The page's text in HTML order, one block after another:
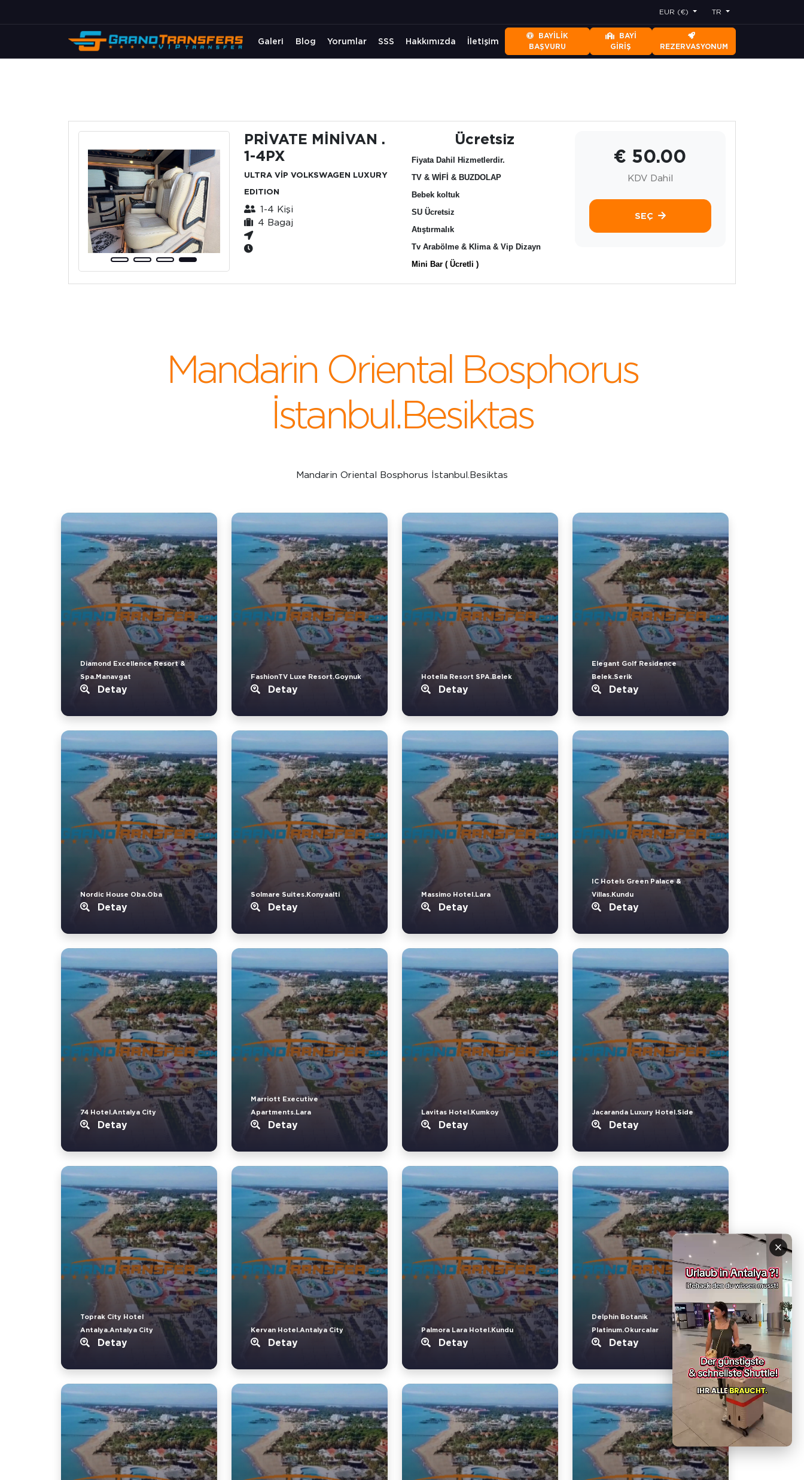
EUR (€) TR
Galeri Blog Yorumlar SSS Hakkımızda İletişim
BAYILIK
BAŞVURU
BAYI
GIRIŞ
REZERVASYONUM
×
PRİVATE MİNİVAN .
1-4PX
ULTRA VİP VOLKSWAGEN LUXURY
EDITION
1-4 Kişi
4 Bagaj
Ücretsiz
Fiyata Dahil Hizmetlerdir.
TV & WİFİ & BUZDOLAP
Bebek koltuk
SU Ücretsiz
Atıştırmalık
Tv Arabölme & Klima & Vip Dizayn
Mini Bar ( Ücretli )
€ 50.00
KDV Dahil
SEÇ
Mandarin Oriental Bosphorus
İstanbul.Besiktas
Mandarin Oriental Bosphorus İstanbul.Besiktas
Diamond Excellence Resort &
Spa.Manavgat
Detay
FashionTV Luxe Resort.Goynuk
Detay
Hotella Resort SPA.Belek
Detay
Elegant Golf Residence
Belek.Serik
Detay
Nordic House Oba.Oba
Detay
Solmare Suites.Konyaalti
Detay
Massimo Hotel.Lara
Detay
IC Hotels Green Palace &
Villas.Kundu
Detay
74 Hotel.Antalya City
Detay
Marriott Executive
Apartments.Lara
Detay
Lavitas Hotel.Kumkoy
Detay
Jacaranda Luxury Hotel.Side
Detay
Toprak City Hotel
Antalya.Antalya City
Detay
Kervan Hotel.Antalya City
Detay
Palmora Lara Hotel.Kundu
Detay
Delphin Botanik
Platinum.Okurcalar
Detay